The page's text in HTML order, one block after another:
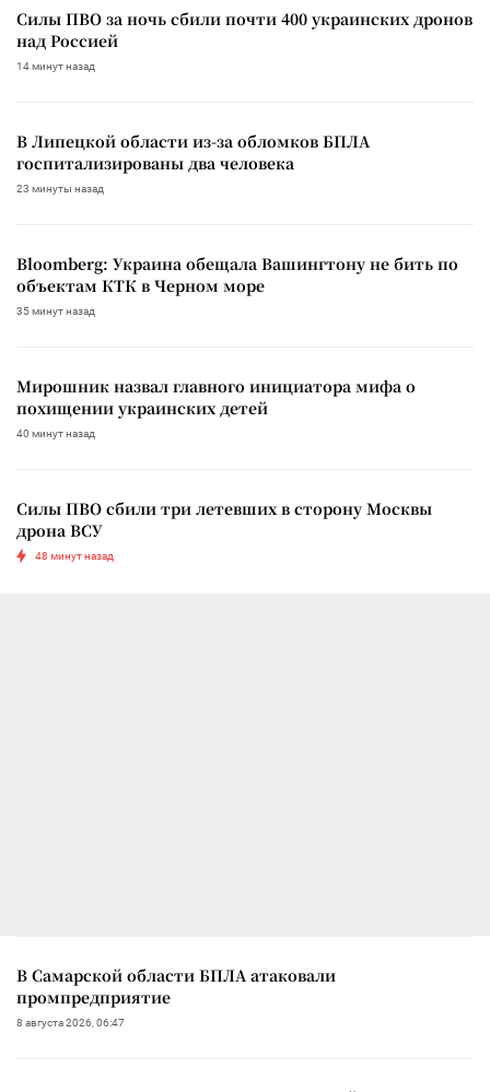
Силы ПВО за ночь сбили почти 400 украинских дронов
над Россией
14 минут назад
В Липецкой области из-за обломков БПЛА
госпитализированы два человека
23 минуты назад
Bloomberg: Украина обещала Вашингтону не бить по
объектам КТК в Черном море
35 минут назад
Мирошник назвал главного инициатора мифа о
похищении украинских детей
40 минут назад
Силы ПВО сбили три летевших в сторону Москвы
дрона ВСУ
48 минут назад
В Самарской области БПЛА атаковали
промпредприятие
8 августа 2026, 06:47